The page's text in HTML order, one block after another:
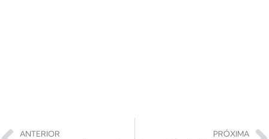
ANTERIOR PRÓXIMA